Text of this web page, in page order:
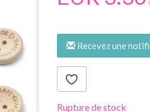
Recevez une
Rupture de stock